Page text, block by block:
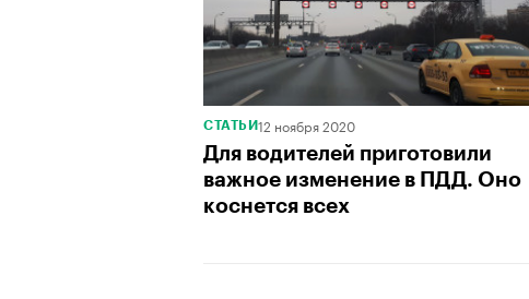
СТАТЬИ12 ноября 2020
Для водителей приготовили
важное изменение в ПДД. Оно
коснется всех